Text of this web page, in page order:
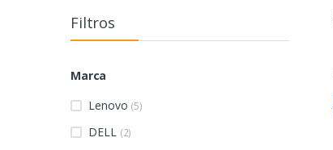
Filtros
Marca
Lenovo (5)
DELL (2)